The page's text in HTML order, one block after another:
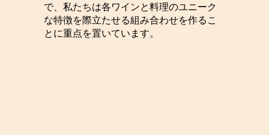
で、私たちは各ワインと料理のユニーク
な特徴を際立たせる組み合わせを作るこ
とに重点を置いています。